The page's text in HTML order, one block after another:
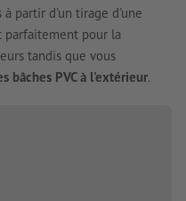
partir d'un tirage d'une
parfaitement pour la
tandis que vous
bâches PVC à l'extérieur.